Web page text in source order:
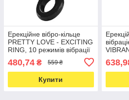
Ерекційне вібро-кільце
PRETTY LOVE - EXCITING
RING, 10 режимів вібрації
480,74 ₴ 559 ₴
Купити